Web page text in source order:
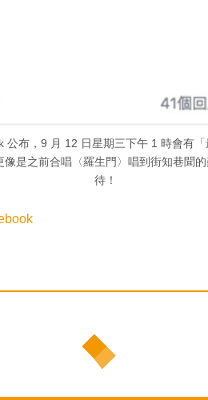
公布，9 月 12 日星期三下午 1 時會有
像是之前合唱〈羅生門〉唱到街知巷聞
待！